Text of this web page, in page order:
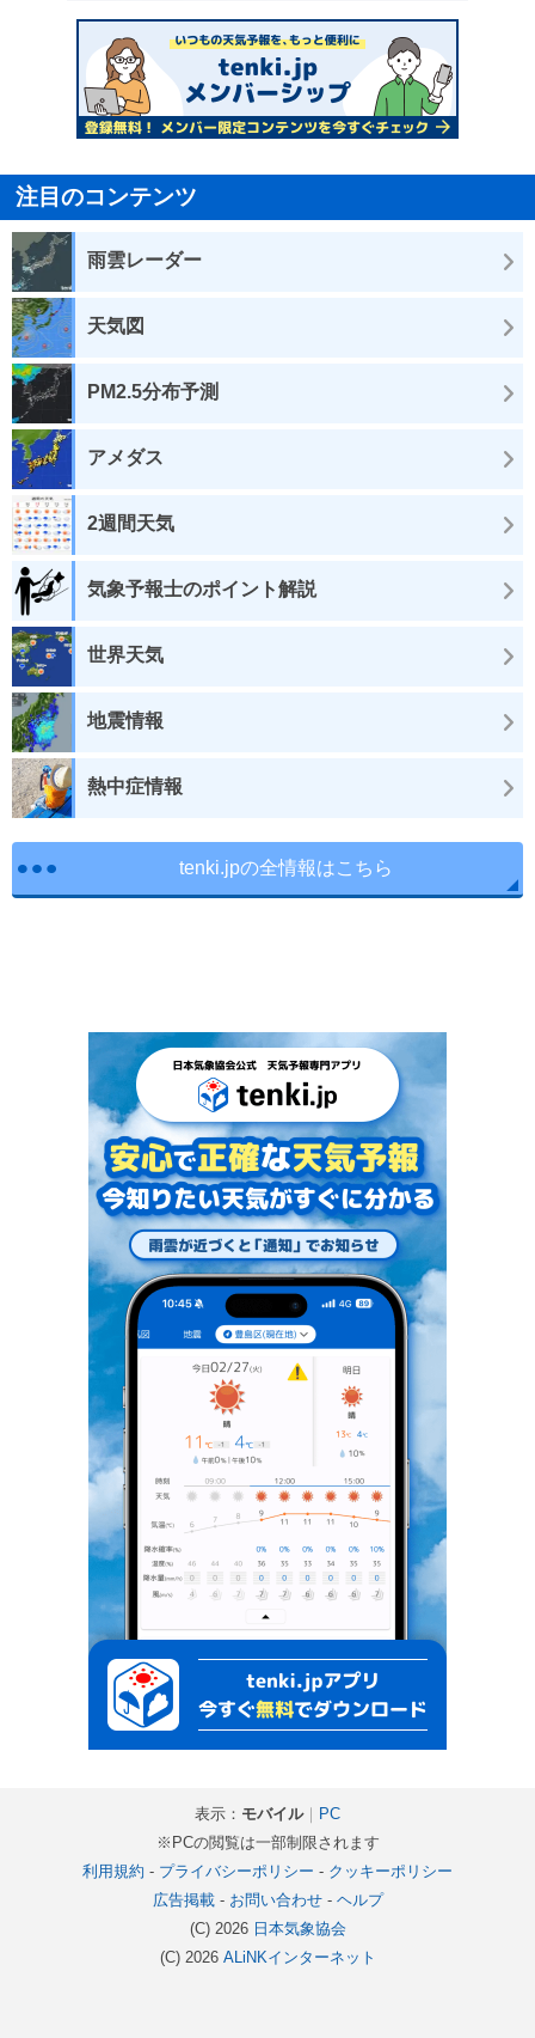
注目のコンテンツ
雨雲レーダー
天気図
PM2.5分布予測
アメダス
2週間天気
気象予報士のポイント解説
世界天気
地震情報
熱中症情報
tenki.jpの全情報はこちら
表示： モバイル｜ PC
※PCの閲覧は一部制限されます
利用規約 - プライバシーポリシー - クッキーポリシー
広告掲載- お問い合わせ- ヘルプ
(C) 2026 日本気象協会
(C) 2026 ALiNKインターネット